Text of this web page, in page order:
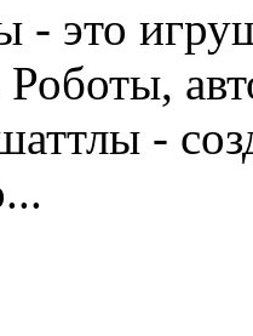
- это
-